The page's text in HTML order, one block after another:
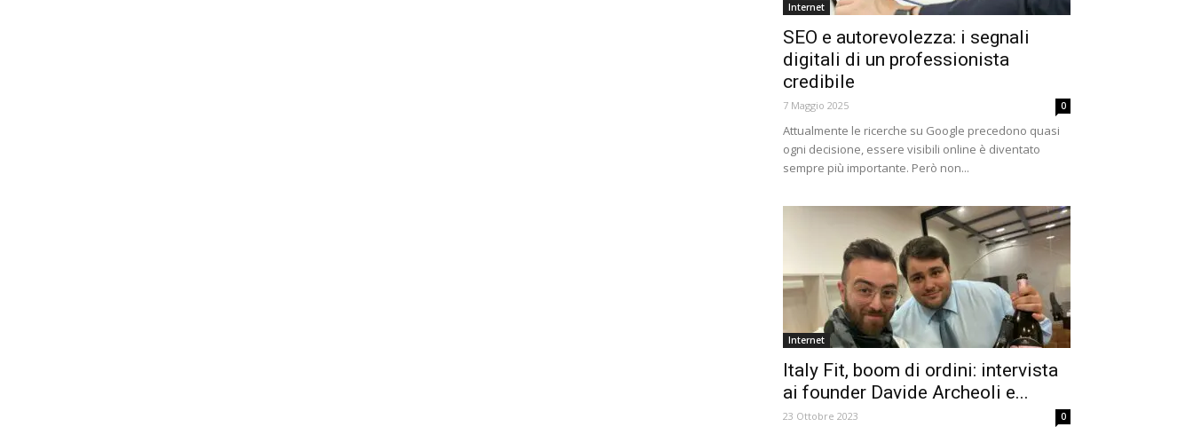
Internet
SEO e autorevolezza: i segnali
digitali di un professionista
credibile
7 Maggio 2025 0
Attualmente le ricerche su Google precedono quasi
ogni decisione, essere visibili online è diventato
sempre più importante. Però non...
Internet
Italy Fit, boom di ordini: intervista
ai founder Davide Archeoli e...
23 Ottobre 2023 0